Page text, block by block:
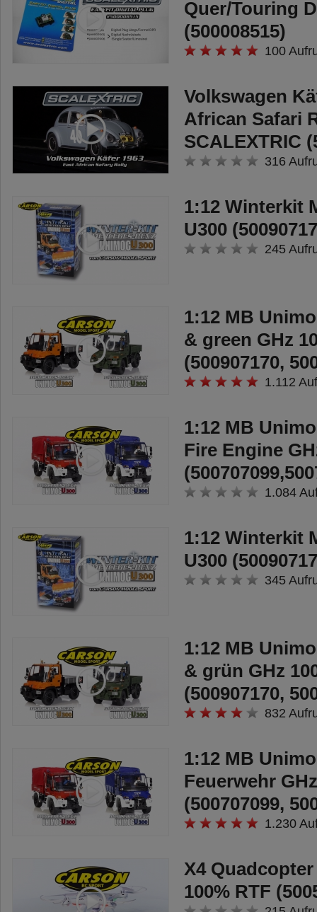
Murcielago im Maßstab hat
eine lange Fahrzeit von ca. 60
Minuten und bietet somit langen
Original Carson Qualität - Als
Spezialist für ferngesteuerte
Modelle ist Carson ein Garant
für herausragende Qualität,
selbstverständlich für jede
Menge Fahrspaß!
Quer/Touring
(500008515)
100
Volkswagen
African Safari
SCALEXTRIC
316
1:12 Winterkit
U300
245
1:12 MB
& green GHz
(500907170,
1.112
1:12 MB
Fire Engine
1.084
1:12 Winterkit
U300
345
1:12 MB
& grün GHz
(500907170,
832
1:12 MB
Feuerwehr
(500707099,
1.230
X4 Quadcopter
100% RTF